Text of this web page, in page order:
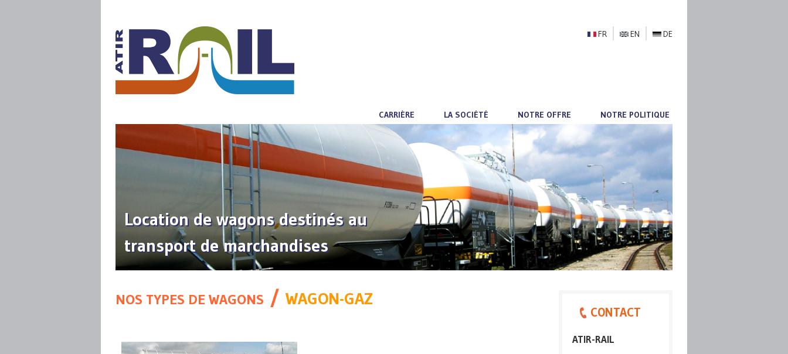
FR EN DE
CARRIÈRE LA SOCIÉTÉ NOTRE OFFRE NOTRE POLITIQUE
Location de wagons destinés au
transport de marchandises
CONTACT
ATIR-RAIL
NOS TYPES DE WAGONS / WAGON-GAZ